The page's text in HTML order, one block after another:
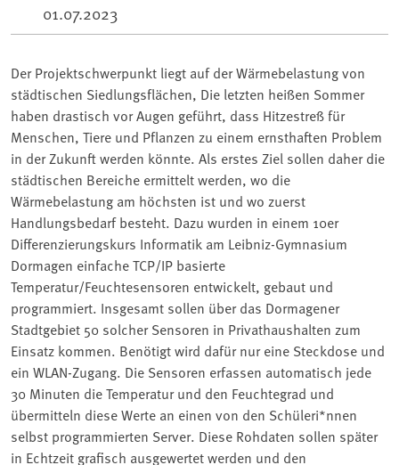
01.07.2023
Der Projektschwerpunkt liegt auf der Wärmebelastung von
städtischen Siedlungsflächen, Die letzten heißen Sommer
haben drastisch vor Augen geführt, dass Hitzestreß für
Menschen, Tiere und Pflanzen zu einem ernsthaften Problem
in der Zukunft werden könnte. Als erstes Ziel sollen daher die
städtischen Bereiche ermittelt werden, wo die
Wärmebelastung am höchsten ist und wo zuerst
Handlungsbedarf besteht. Dazu wurden in einem 10er
Differenzierungskurs Informatik am Leibniz-Gymnasium
Dormagen einfache TCP/IP basierte
Temperatur/Feuchtesensoren entwickelt, gebaut und
programmiert. Insgesamt sollen über das Dormagener
Stadtgebiet 50 solcher Sensoren in Privathaushalten zum
Einsatz kommen. Benötigt wird dafür nur eine Steckdose und
ein WLAN-Zugang. Die Sensoren erfassen automatisch jede
30 Minuten die Temperatur und den Feuchtegrad und
übermitteln diese Werte an einen von den Schüleri*nnen
selbst programmierten Server. Diese Rohdaten sollen später
in Echtzeit grafisch ausgewertet werden und den